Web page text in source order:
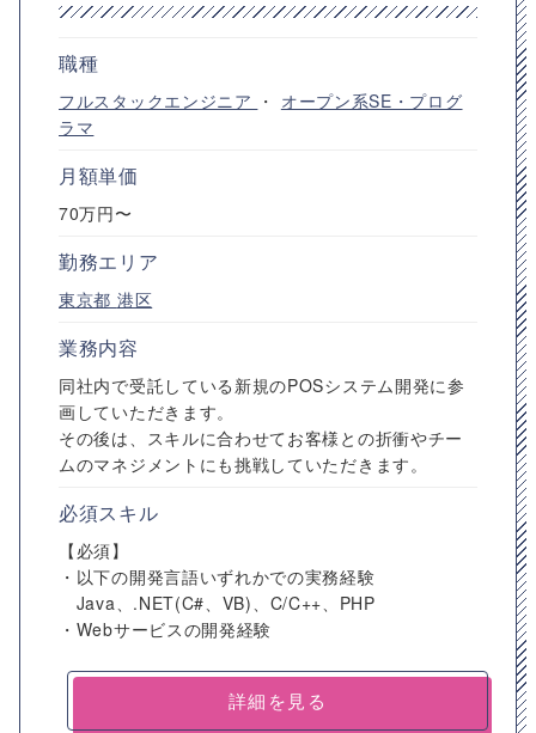
職種
フルスタックエンジニア ・ オープン系SE・プログ
ラマ
月額単価
70万円〜
勤務エリア
東京都 港区
業務内容
同社内で受託している新規のPOSシステム開発に参
画していただきます。
その後は、スキルに合わせてお客様との折衝やチー
ムのマネジメントにも挑戦していただきます。
必須スキル
【必須】
・以下の開発言語いずれかでの実務経験
Java、.NET(C#、VB)、C/C++、PHP
・Webサービスの開発経験
詳細を見る